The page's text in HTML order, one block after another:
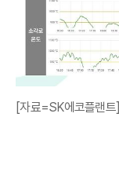
[자료=SK에코플랜트]